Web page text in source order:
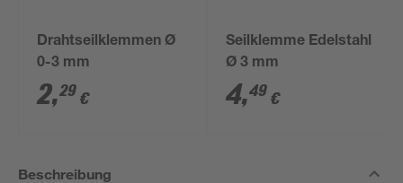
Drahtseilklemmen Ø
0-3 mm
2,29 €
Seilklemme Edelstahl
Ø 3 mm
4,49 €
Beschreibung